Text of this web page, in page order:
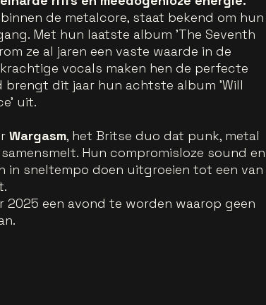
de metalcore, staat bekend om hun
Met hun laatste album 'The Seventh
ze al jaren een vaste waarde in de
vocals maken hen de perfecte
brengt dit jaar hun achtste album 'Will
uit.
Wargasm, het Britse duo dat punk, metal
Hun compromisloze sound en
in sneltempo doen uitgroeien tot een van
een avond te worden waarop geen